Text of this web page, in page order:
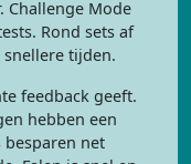
Challenge Mode
Rond sets af
tijden.
feedback geeft.
hebben een
net